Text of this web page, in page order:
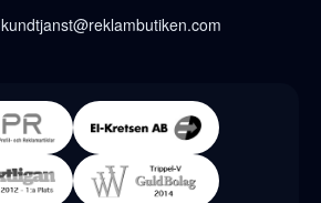
kundtjanst@reklambutiken.com